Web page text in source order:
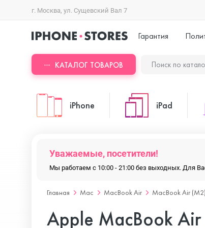
г. Москва, ул. Сущевский Вал 7
Гарантия
КАТАЛОГ ТОВАРОВ
iPhone
iPhone 17 Pro
iPad
iPad Air
Уважаемые, посетители!
Мы работаем с 10:00 - 21:00 без выходных. Для
Главная Mac MacBook Air MacBook Air (M2)
Apple MacBook